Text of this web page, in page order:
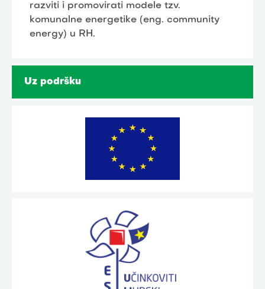
razviti i promovirati modele tzv.
komunalne energetike (eng. community
energy) u RH.
Uz podršku